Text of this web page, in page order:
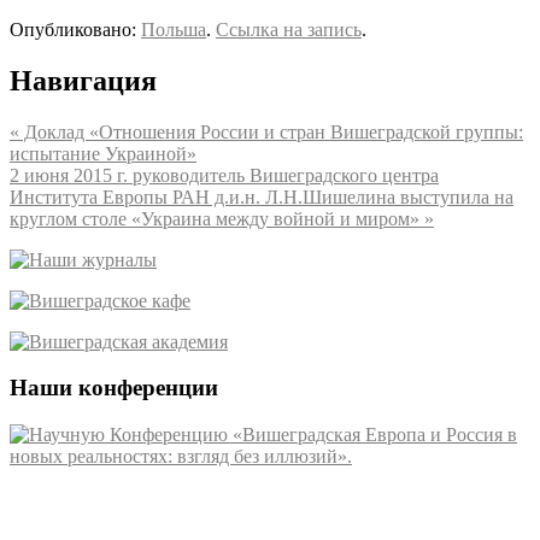
Опубликовано: Польша. Ссылка на запись.
Навигация
« Доклад «Отношения России и стран Вишеградской группы:
испытание Украиной»
2 июня 2015 г. руководитель Вишеградского центра
Института Европы РАН д.и.н. Л.Н.Шишелина выступила на
круглом столе «Украина между войной и миром» »
Наши конференции